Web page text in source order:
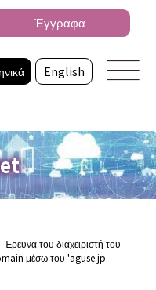
English
Έγγραφα
Έρευνα του διαχειριστή του
μέσω του 'aguse.jp